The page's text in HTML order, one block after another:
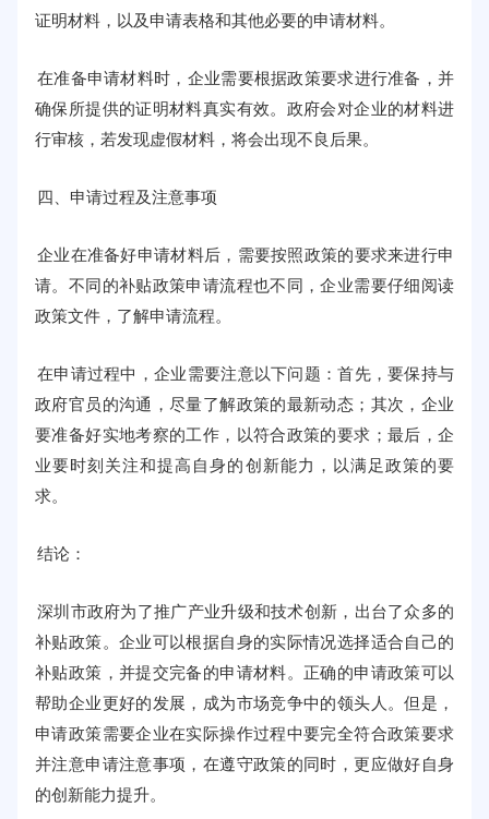
证明材料，以及申请表格和其他必要的申请材料。
在准备申请材料时，企业需要根据政策要求进行准备，并
确保所提供的证明材料真实有效。政府会对企业的材料进
行审核，若发现虚假材料，将会出现不良后果。
四、申请过程及注意事项
企业在准备好申请材料后，需要按照政策的要求来进行申
请。不同的补贴政策申请流程也不同，企业需要仔细阅读
政策文件，了解申请流程。
在申请过程中，企业需要注意以下问题：首先，要保持与
政府官员的沟通，尽量了解政策的最新动态；其次，企业
要准备好实地考察的工作，以符合政策的要求；最后，企
业要时刻关注和提高自身的创新能力，以满足政策的要
求。
结论：
深圳市政府为了推广产业升级和技术创新，出台了众多的
补贴政策。企业可以根据自身的实际情况选择适合自己的
补贴政策，并提交完备的申请材料。正确的申请政策可以
帮助企业更好的发展，成为市场竞争中的领头人。但是，
申请政策需要企业在实际操作过程中要完全符合政策要求
并注意申请注意事项，在遵守政策的同时，更应做好自身
的创新能力提升。